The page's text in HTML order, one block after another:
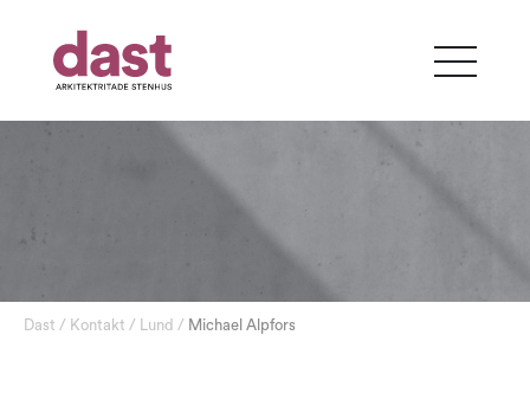
Dast / Kontakt / Lund / Michael Alpfors